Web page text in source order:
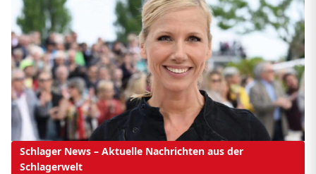
Schlager News – Aktuelle Nachrichten aus der
Schlagerwelt